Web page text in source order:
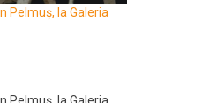
Pelmuș, la Galeria
Pelmuș, la Galeria